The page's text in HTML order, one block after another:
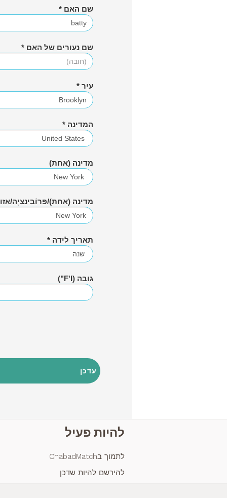
שם האם *
שם נעורים של האם *
עיר *
המדינה *
מדינה (אחת)
מדינה (אחת)/פּרוֹבִינצִיָה/
תאריך לידה *
גובה (F'I")
להיות פעיל
לתמוך בChabadMatch
להירשם להיות שדכן